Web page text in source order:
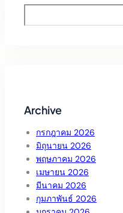
e
Archive
กรกฎาคม 2026
มิถุนายน 2026
พฤษภาคม 2026
เมษายน 2026
มีนาคม 2026
กุมภาพันธ์ 2026